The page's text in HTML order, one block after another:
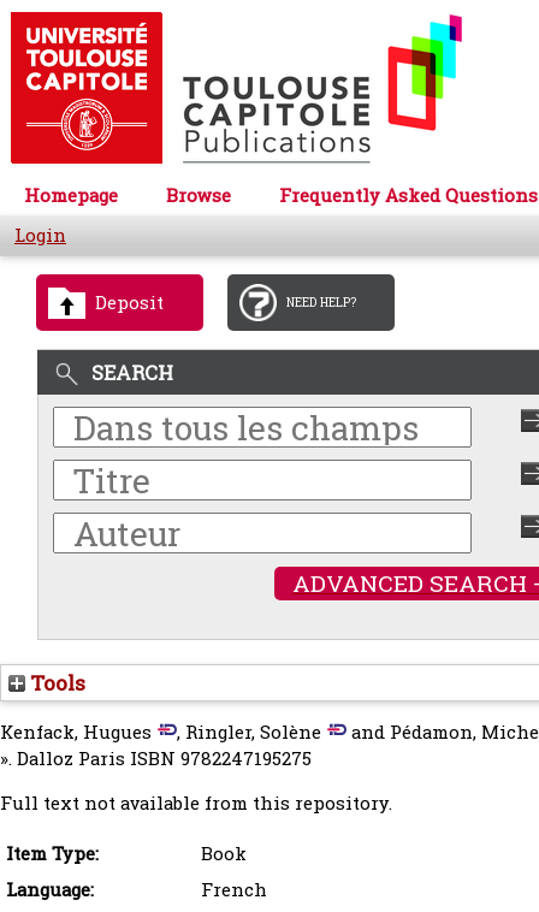
Homepage Browse
Frequently Asked Questions
Login
Deposit NEED HELP?
SEARCH
ADVANCED SEARCH
Tools
Kenfack, Hugues , Ringler, Solène and Pédamon,
». Dalloz Paris ISBN 9782247195275
Full text not available from this repository.
Item Type:
Book
Language:
French